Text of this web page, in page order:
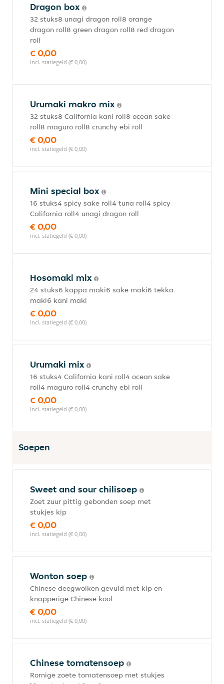
Dragon box
32 stuks8 unagi dragon roll8 orange
dragon roll8 green dragon roll8 red dragon
roll
€ 0,00
incl. statiegeld (€ 0,00)
Urumaki makro mix
32 stuks8 California kani roll8 ocean sake
roll8 maguro roll8 crunchy ebi roll
€ 0,00
incl. statiegeld (€ 0,00)
Mini special box
16 stuks4 spicy sake roll4 tuna roll4 spicy
California roll4 unagi dragon roll
€ 0,00
incl. statiegeld (€ 0,00)
Hosomaki mix
24 stuks6 kappa maki6 sake maki6 tekka
maki6 kani maki
€ 0,00
incl. statiegeld (€ 0,00)
Urumaki mix
16 stuks4 California kani roll4 ocean sake
roll4 maguro roll4 crunchy ebi roll
€ 0,00
incl. statiegeld (€ 0,00)
Soepen
Sweet and sour chilisoep
Zoet zuur pittig gebonden soep met
stukjes kip
€ 0,00
incl. statiegeld (€ 0,00)
Wonton soep
Chinese deegwolken gevuld met kip en
knapperige Chinese kool
€ 0,00
incl. statiegeld (€ 0,00)
Chinese tomatensoep
Romige zoete tomatensoep met stukjes